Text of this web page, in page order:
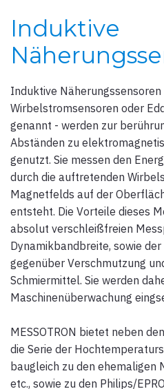
Induktive
Induktive Näherungssensoren
Wirbelstromsensoren oder
genannt - werden zur
Abständen zu
genutzt. Sie messen den
durch die auftretenden
Magnetfelds auf der
entsteht. Die Vorteile dieses
absolut verschleißfreien
Dynamikbandbreite, sowie
gegenüber Verschmutzung
Schmiermittel. Sie werden
Maschinenüberwachung
MESSOTRON bietet neben
die Serie der
baugleich zu den ehemaligen
etc., sowie zu den Philips/